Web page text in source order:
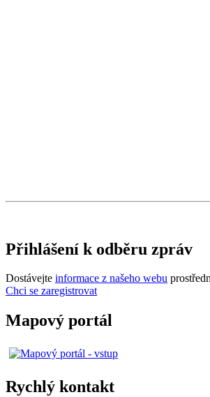
Přihlášení k odběru zpráv
Dostávejte informace z našeho webu
Chci se zaregistrovat
Mapový portál
Rychlý kontakt